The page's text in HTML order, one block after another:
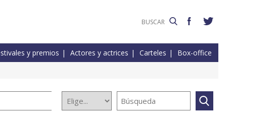
y premios Actores y actrices Carteles Box-office